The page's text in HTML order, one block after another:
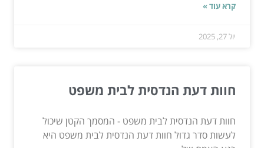
קרא עוד »
יול 27, 2025
חוות דעת הנדסית לבית משפט
חוות דעת הנדסית לבית משפט - המסמך הקטן שיכול
לעשות סדר גדול חוות דעת הנדסית לבית משפט היא